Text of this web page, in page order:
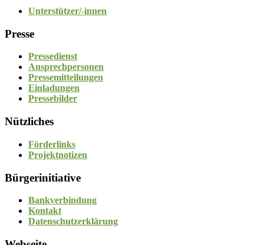
Unterstützer/-innen
Presse
Pressedienst
Ansprechpersonen
Pressemitteilungen
Einladungen
Pressebilder
Nützliches
Förderlinks
Projektnotizen
Bürgerinitiative
Bankverbindung
Kontakt
Datenschutzerklärung